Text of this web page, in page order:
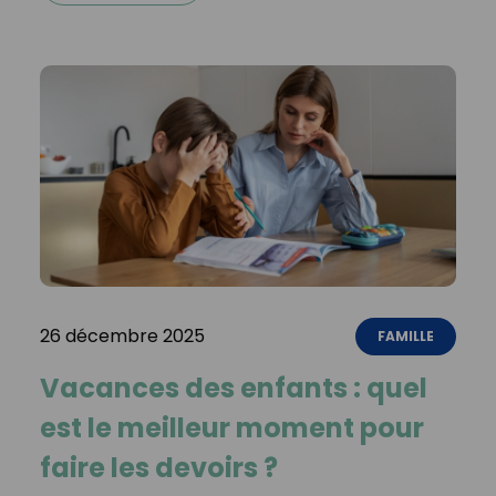
26 décembre 2025 FAMILLE
Vacances des enfants : quel
est le meilleur moment pour
faire les devoirs ?